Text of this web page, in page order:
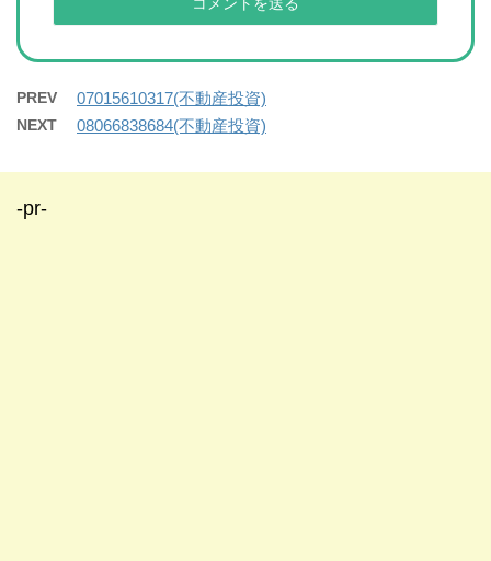
PREV 07015610317(不動産投資)
NEXT 08066838684(不動産投資)
-pr-